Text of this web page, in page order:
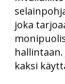
joka
kaksi